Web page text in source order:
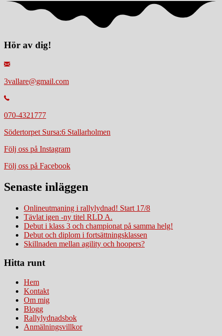
Hör av dig!
3vallare@gmail.com
070-4321777
Södertorpet Sursa:6 Stallarholmen
Följ oss på Instagram
Följ oss på Facebook
Senaste inläggen
Onlineutmaning i rallylydnad! Start 17/8
Tävlat igen -ny titel RLD A.
Debut i klass 3 och championat på samma helg!
Debut och diplom i fortsättningsklassen
Skillnaden mellan agility och hoopers?
Hitta runt
Hem
Kontakt
Om mig
Blogg
Rallylydnadsbok
Anmälningsvillkor